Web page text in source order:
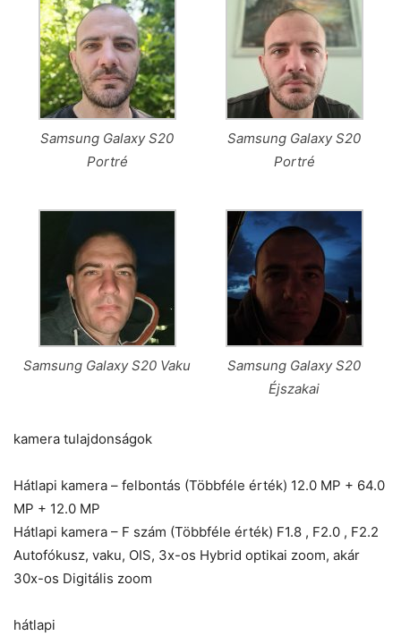
Samsung Galaxy S20
Portré
Samsung Galaxy S20
Portré
Samsung Galaxy S20 Vaku
Samsung Galaxy S20
Éjszakai
kamera tulajdonságok
Hátlapi kamera – felbontás (Többféle érték) 12.0 MP + 64.0
MP + 12.0 MP
Hátlapi kamera – F szám (Többféle érték) F1.8 , F2.0 , F2.2
Autofókusz, vaku, OIS, 3x-os Hybrid optikai zoom, akár
30x-os Digitális zoom
hátlapi